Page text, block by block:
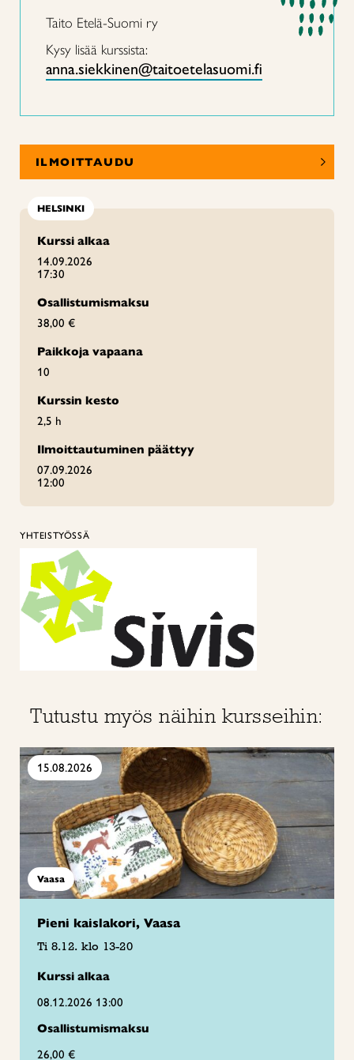
Taito Etelä-Suomi ry
Kysy lisää kurssista:
anna.siekkinen@taitoetelasuomi.fi
ILMOITTAUDU
HELSINKI
Kurssi alkaa
14.09.2026
17:30
Osallistumismaksu
38,00 €
Paikkoja vapaana
10
Kurssin kesto
2,5 h
Ilmoittautuminen päättyy
07.09.2026
12:00
YHTEISTYÖSSÄ
Tutustu myös näihin kursseihin:
15.08.2026
Vaasa
Pieni kaislakori, Vaasa
Ti 8.12. klo 13-20
Kurssi alkaa
08.12.2026 13:00
Osallistumismaksu
26,00 €